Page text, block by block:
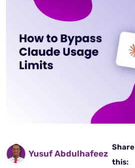
Yusuf Abdulhafeez
Share
this: